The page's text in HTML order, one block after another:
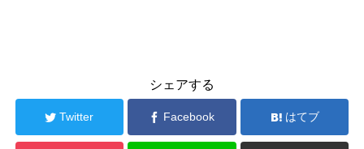
シェアする
Twitter Facebook はてブ